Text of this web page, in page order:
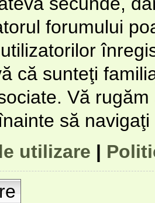
forumului
că sunteţi
Vă
să
utilizare |